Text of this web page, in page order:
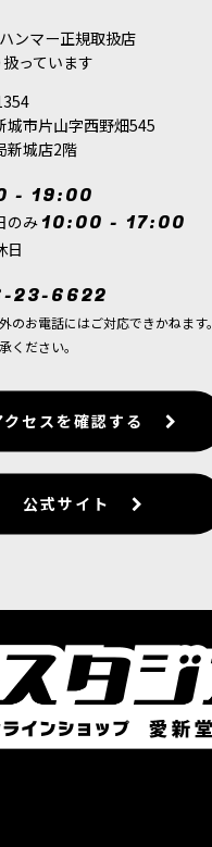
ンマー正規取扱店
っています
城市片山字西野畑545
新城店2階
- 19:00
のみ10:00 - 17:00
日
23-6622
のお電話にはご対応できかねます。
ください。
クセスを確認する
公式サイト